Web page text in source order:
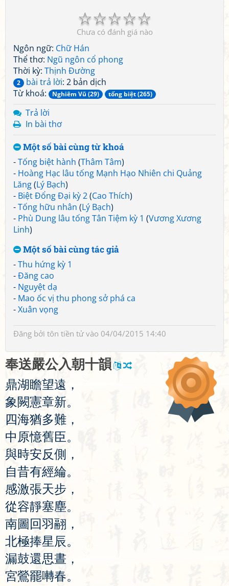
☆
☆
☆
☆
☆
Chưa có đánh giá nào
Ngôn ngữ: Chữ Hán
Thể thơ: Ngũ ngôn cổ phong
Thời kỳ: Thịnh Đường
2 bài trả lời: 2 bản dịch
Từ khoá:
Nghiêm Vũ (29) tống biệt (265)
Trả lời
In bài thơ
Một số bài cùng từ khoá
-Tống biệt hành (Thâm Tâm)
- Hoàng Hạc lâu tống Mạnh Hạo Nhiên chi Quảng
Lăng(Lý Bạch)
- Biệt Đổng Đại kỳ 2(Cao Thích)
-Tống hữu nhân (Lý Bạch)
- Phù Dung lâu tống Tân Tiệm kỳ 1 (Vương Xương
Linh)
Một số bài cùng tác giả
-Thu hứng kỳ 1
-Đăng cao
- Nguyệt dạ
- Mao ốc vị thu phong sở phá ca
-Xuân vọng
Đăng bởi tôn tiền tửvào 04/04/2015 14:40
奉送嚴公入朝十韻
鼎湖瞻望遠 ，
象闕憲章新。
四海猶多難 ，
中 原憶舊臣。
與時安反側 ，
自昔有經綸。
感激張天步 ，
從容靜塞塵。
南圖 回羽翮 ，
北極捧星 辰。
漏鼓還思晝 ，
宮鶯罷囀春。